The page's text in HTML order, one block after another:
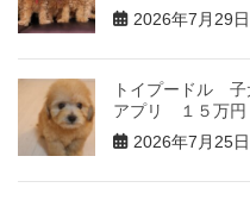
2026年7月29日
トイプードル
アプリ １５万円
2026年7月25日